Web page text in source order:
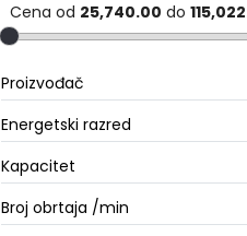
Cena od 25,740.00 do
Proizvođač
Energetski razred
Kapacitet
Broj obrtaja /min